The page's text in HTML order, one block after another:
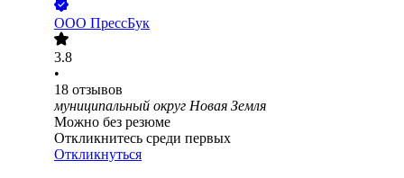
ООО ПрессБук
3.8
•
18 отзывов
муниципальный округ Новая Земля
Можно без резюме
Откликнитесь среди первых
Откликнуться